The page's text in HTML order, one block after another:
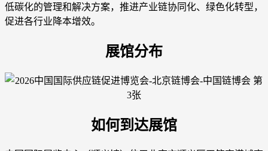
低碳化的管理和解决方案，推进产业链协同化、绿色化转型，
促进各行业降本增效。
展馆分布
如何到达展馆